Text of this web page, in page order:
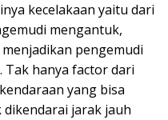
kecelakaan yaitu dari
mengantuk,
pengemudi
Tak hanya factor dari
yang bisa
jarak jauh